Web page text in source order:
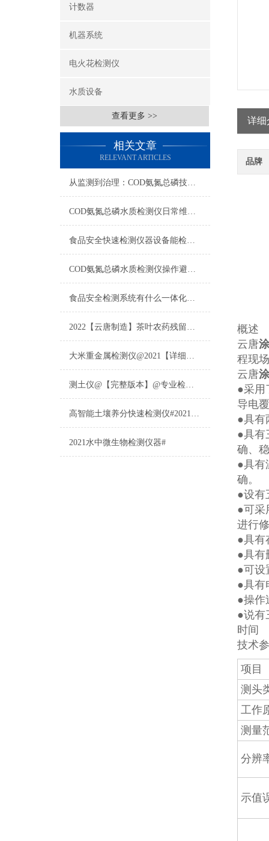
计数器
机器系统
电火花检测仪
水质设备
查看更多 >>
相关文章
RELEVANT ARTICLES
从监测到治理：COD氨氮总磷技术的双领域实战解析
COD氨氮总磷水质检测仪日常维护与试剂管理，降低故障率就靠这几招
食品安全快速检测仪器设备能检什么？一张表说清适用范围
COD氨氮总磷水质检测仪操作避坑指南：这几个步骤直接影响数据准确性
食品安全检测系统有什么一体化配置·2023仪器仪表推荐·山东云唐
2022【云唐制造】茶叶农药残留检测仪多少钱一台@山东云唐仪器仪表制造
大米重金属检测仪@2021【详细版本】@专业检测大米重金属仪器仪表
测土仪@【完整版本】@专业检测土壤的仪器仪表
高智能土壤养分快速检测仪#2021【土壤养分检测专用仪器仪表】
2021水中微生物检测仪器#
详细
品牌
概述
云唐
程现
云唐
●采用
导电
●具有
●具有
确、
●具有
确。
●设有
●可采
进行
●具有
●具有
●可设
●具有
●操作
●说有
时间
技术
项目
测头
工作
测量
分辨
示值